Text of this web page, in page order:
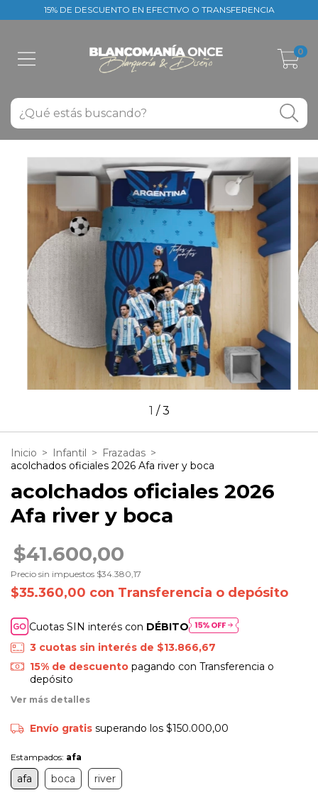
15% DE DESCUENTO EN EFECTIVO O TRANSFERENCIA
0
1 /3
Inicio > Infantil > Frazadas >
acolchados oficiales 2026 Afa river y boca
acolchados oficiales 2026
Afa river y boca
$41.600,00
Precio sin impuestos $34.380,17
$35.360,00 con Transferencia o depósito
Cuotas SIN interés con DÉBITO
3 cuotas sin interés de $13.866,67
15% de descuentopagando con Transferencia o
depósito
Ver más detalles
Envío gratis superando los $150.000,00
Estampados: afa
afa boca river